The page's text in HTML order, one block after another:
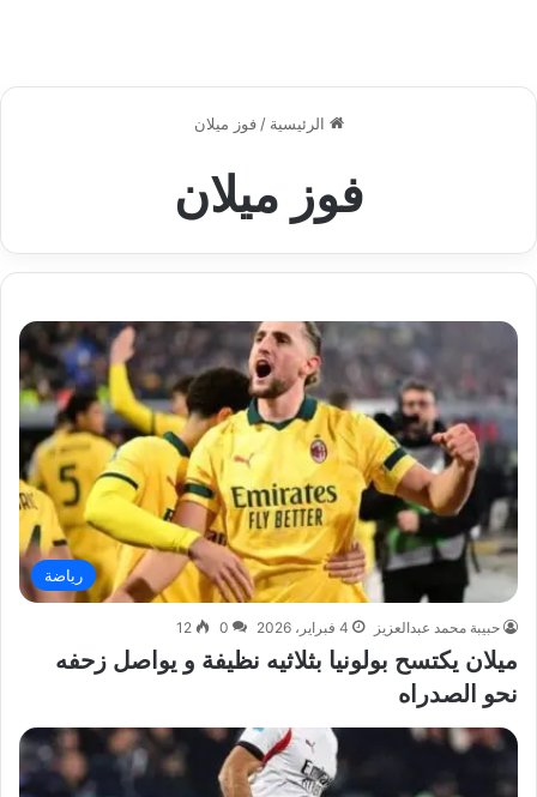
الرئيسية / فوز ميلان
فوز ميلان
رياضة
حبيبة محمد عبدالعزيز 4 فبراير، 2026 0
12
ميلان يكتسح بولونيا بثلاثيه نظيفة و يواصل زحفه
نحو الصدراه